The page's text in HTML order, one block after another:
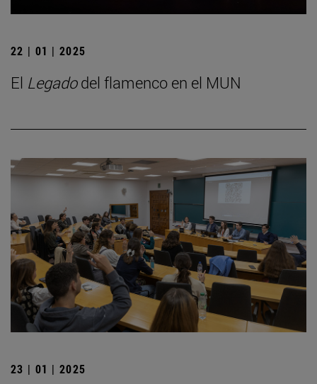
22 | 01 | 2025
El Legadodel flamenco en el MUN
23 | 01 | 2025